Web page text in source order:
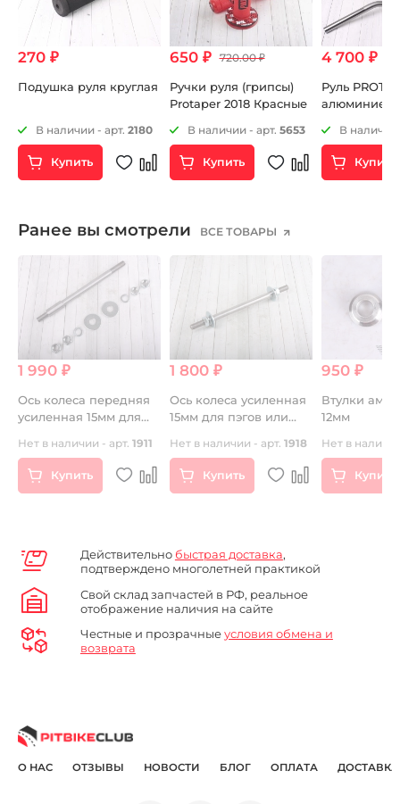
270 ₽
Подушка руля круглая
В наличии - арт. 2180
Купить
650 ₽ 720.00 ₽
Ручки руля (грипсы)
Protaper 2018 Красные
В наличии - арт. 5653
Купить
4 700 ₽
Руль
В наличии
Купить
Ранее вы смотрели ВСЕ ТОВАРЫ
1 990 ₽
Ось колеса передняя
усиленная 15мм для
Нет в наличии - арт. 1911
Купить
1 800 ₽
Ось колеса усиленная
15мм для пэгов или
Нет в наличии - арт. 1918
Купить
950 ₽
Втулки
12мм
Нет в
Купить
Действительно быстрая доставка,
подтверждено многолетней практикой
Свой склад запчастей в РФ, реальное
отображение наличия на сайте
Честные и прозрачныеусловия обмена и
возврата
О НАС ОТЗЫВЫ НОВОСТИ БЛОГ ОПЛАТА ДОСТАВКА